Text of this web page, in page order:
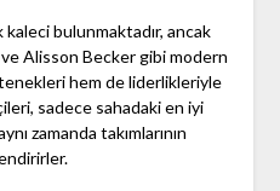
bulunmaktadır, ancak
Alisson Becker gibi modern
hem de liderlikleriyle
sadece sahadaki en iyi
zamanda takımlarının